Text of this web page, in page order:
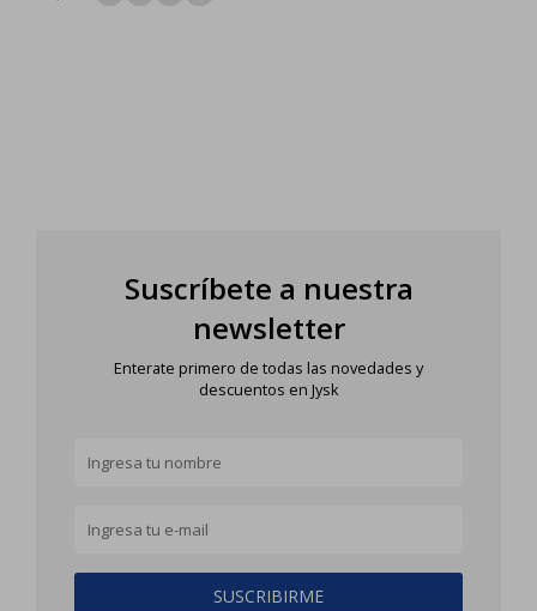
Suscríbete a nuestra
newsletter
Enterate primero de todas las novedades y
descuentos en Jysk
SUSCRIBIRME